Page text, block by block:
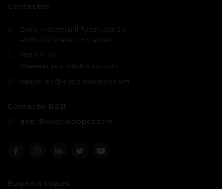
Contactos
Zona Industrial II Fase Lote 26,
4935-232 Viana do Castelo
258 371 314
lojaonline@eugenialopes.com
Contacto B2B
geral@eugenialopes.com
Eugénia Lopes